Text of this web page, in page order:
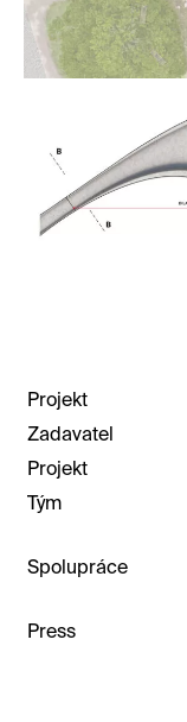
Projekt
Zadavatel
Projekt
Tým
Spolupráce
Press